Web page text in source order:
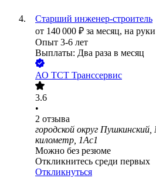
Старший инженер-строитель
от 140 000 ₽ за месяц, на руки
Опыт 3-6 лет
Выплаты: Два раза в месяц
АО ТСТ Транссервис
3.6
•
2 отзыва
городской округ
километр, 1Ас1
Можно без резюме
Откликнитесь среди первых
Откликнуться